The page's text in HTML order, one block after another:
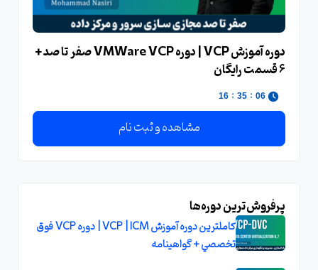
دوره آموزش VCP | دوره VMWare VCP صفر تا صد +
6 قسمت رایگان
06
:
35
:
15
مشاهده و ثبت نام
پرفروش‌ترین دوره‌ها
کاملترين دوره آموزش VCP | ICM | دوره VCP فوق
تخصصي + گواهينامه